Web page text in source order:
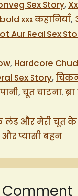
Sex Story,
xxx कहानियाँ,
Aur Real Sex
, Hardcore
Sex Story,
,चूत चाटना,
लंड और मेरी चूत
और प्यासी बहन
Comment